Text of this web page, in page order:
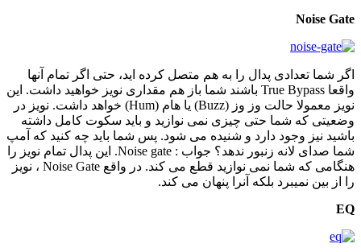
Noise Gate
اگر شما تعدادی پدال را به هم متصل کرده اید، حتی اگر تمام آنها
واقعا True Bypass باشند شما باز هم مقداری نویز خواهید داشت. این
نویز معمولا حالت وز وز (Buzz) یا هام (Hum) خواهد داشت. نویز در
وضعیتی که شما حتی چیزی نمی نوازید و باید سکوت کامل داشته
باشید نیز وجود دارد و شنیده می شود. پس شما باید چه کنید که آمپ
شما صدای لانه زنبور ندهد؟ جواب : Noise gate. این پدال تمام نویز را
هنگامی که شما نمی نوازید قطع می کند. در واقع Noise Gate ، نویز
را از بین نمیبرد بلکه آنرا پنهان می کند.
EQ